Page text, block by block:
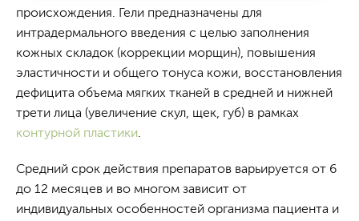
происхождения. Гели предназначены для
интрадермального введения с целью заполнения
кожных складок (коррекции морщин), повышения
эластичности и общего тонуса кожи, восстановления
дефицита объема мягких тканей в средней и нижней
трети лица (увеличение скул, щек, губ) в рамках
контурной пластики
Средний срок действия препаратов варьируется от 6
до 12 месяцев и во многом зависит от
индивидуальных особенностей организма пациента и